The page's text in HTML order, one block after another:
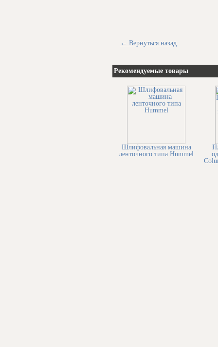
← Вернуться назад
Рекомендуемые товары
Шлифовальная машина
ленточного типа Hummel